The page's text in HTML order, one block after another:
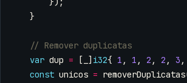
}
var dup = [ ] i32{ 1 , 1 , 2 , 2 , 3 ,
const unicos = removerDuplicatas